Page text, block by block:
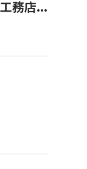
務店...